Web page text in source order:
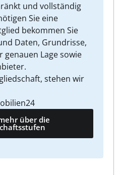
und vollständig
Sie eine
bekommen Sie
Daten, Grundrisse,
Lage sowie
stehen wir
über die